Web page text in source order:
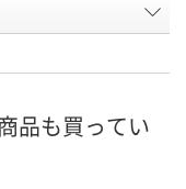
品も買ってい